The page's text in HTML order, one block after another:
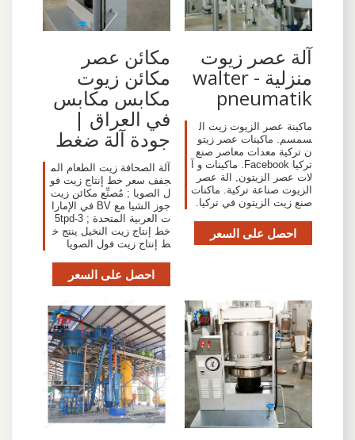
آلة عصر زيوت
منزلية - walter
pneumatik
ماكينة عصر الزيوت زيت ال
سمسم. ماكينات عصر زيتو
ن تركية معدات معاصر صنع
تركيا Facebook. ماكينات و آ
لات عصر الزيتون, الة عصر
الزيوت صناعة تركية. ماكنات
صنع زيت الزيتون في تركيا.
احصل على السعر
مكائن عصر
مكائن زيوت
مكابس مكابس
في العراق |
جودة آلة ضغط
آلة الصحافة زيت الطعام الم
جفف سعر خط إنتاج زيت فو
ل الصويا ; مُصنِّع مكائن زيت
جوز الشيا مع BV في الإمارا
ت العربية المتحدة ; 3-5tpd
خط إنتاج زيت النخيل ينتج خ
ط إنتاج زيت فول الصويا
احصل على السعر